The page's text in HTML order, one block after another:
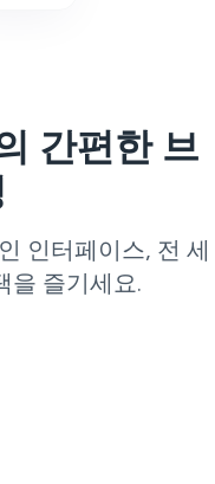
간편한 브
인터페이스, 전 세
을 즐기세요.